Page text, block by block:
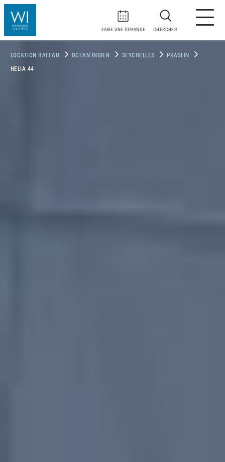
FAIRE UNE DEMANDE CHERCHER
LOCATION BATEAU OCEAN INDIEN SEYCHELLES PRASLIN
HELIA 44